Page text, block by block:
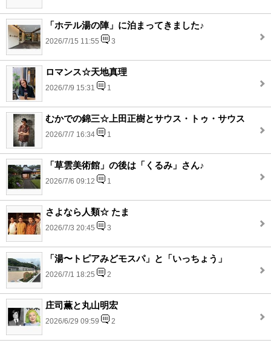
「ホテル湯の陣」に泊まってきました♪
2026/7/15 11:55 3
ロマンス☆天地真理
2026/7/9 15:31 1
むかでの錦三☆上田正樹とサウス・トゥ・サウス
2026/7/7 16:34 1
「草雲美術館」の後は「くるみ」さん♪
2026/7/6 09:12 1
さよなら人類☆ たま
2026/7/3 20:45 3
「湯〜トピアみどモスパ」と「いっちょう」
2026/7/1 18:25 2
庄司薫と丸山明宏
2026/6/29 09:59 2